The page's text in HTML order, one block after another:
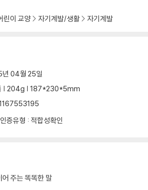
린이 교양 자기계발/생활 자기계발
04월 25일
| 204g | 187*230*5mm
인증유형 : 적합성확인
주는 똑똑한 말